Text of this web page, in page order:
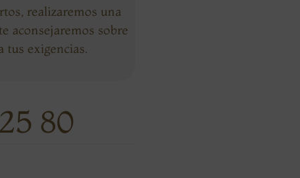
realizaremos una
aconsejaremos sobre
tus exigencias.
80